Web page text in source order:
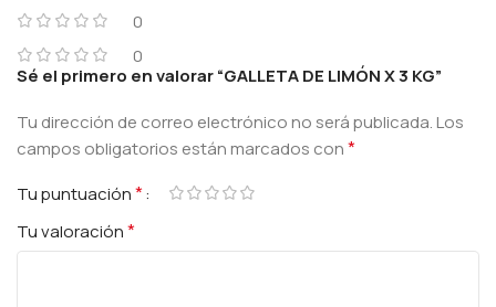
0
0
Sé el primero en valorar “GALLETA DE LIMÓN X 3 KG”
Tu dirección de correo electrónico no será publicada.Los
campos obligatorios están marcados con*
Tu puntuación*
Tu valoración*